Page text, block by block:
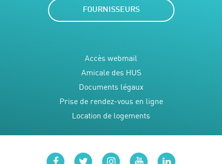
FOURNISSEURS
Accès webmail
Amicale des HUS
Documents légaux
Prise de rendez-vous en ligne
Location de logements
facebooktwitterinstagram
youtubelinkedin